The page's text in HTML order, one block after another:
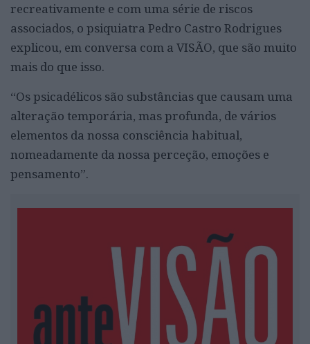
recreativamente e com uma série de riscos
associados, o psiquiatra Pedro Castro Rodrigues
explicou, em conversa com a VISÃO, que são muito
mais do que isso.
“Os psicadélicos são substâncias que causam uma
alteração temporária, mas profunda, de vários
elementos da nossa consciência habitual,
nomeadamente da nossa perceção, emoções e
pensamento”.